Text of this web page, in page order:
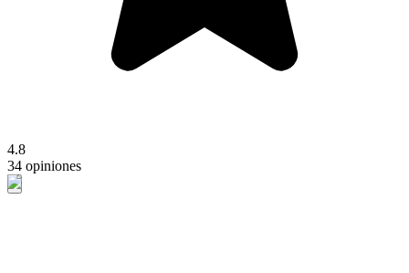
4.8
34 opiniones